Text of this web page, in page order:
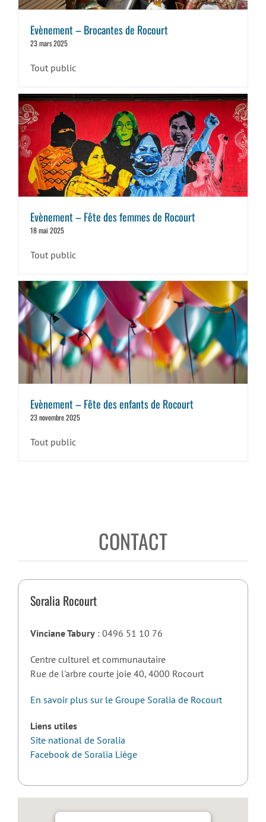
Evènement – Brocantes de Rocourt
23 mars 2025
Tout public
Evènement – Fête des femmes de Rocourt
18 mai 2025
Tout public
Evènement – Fête des enfants de Rocourt
23 novembre 2025
Tout public
CONTACT
Soralia Rocourt
Vinciane Tabury: 0496 51 10 76
Centre culturel et communautaire
Rue de l'arbre courte joie 40, 4000 Rocourt
En savoir plus sur le Groupe Soralia de Rocourt
Liens utiles
Site national de Soralia
Facebook de Soralia Liège